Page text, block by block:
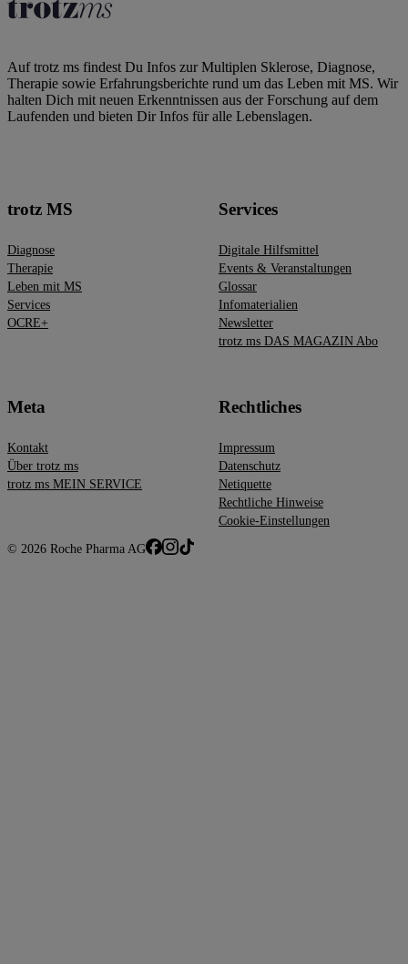
Auf trotz ms findest Du Infos zur Multiplen Sklerose, Diagnose,
Therapie sowie Erfahrungsberichte rund um das Leben mit MS. Wir
halten Dich mit neuen Erkenntnissen aus der Forschung auf dem
Laufenden und bieten Dir Infos für alle Lebenslagen.
trotz MS
Diagnose
Therapie
Leben mit MS
Services
OCRE+
Services
Digitale Hilfsmittel
Events & Veranstaltungen
Glossar
Infomaterialien
Newsletter
trotz ms DAS MAGAZIN Abo
Meta
Kontakt
Über trotz ms
trotz ms MEIN SERVICE
Rechtliches
Impressum
Datenschutz
Netiquette
Rechtliche Hinweise
Cookie-Einstellungen
© 2026 Roche Pharma AG